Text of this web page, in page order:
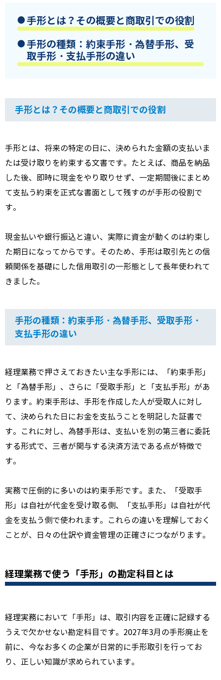
手形とは？その概要と商取引での役割
手形の種類：約束手形・為替手形、受
取手形・支払手形の違い
手形とは？その概要と商取引での役割
手形とは、将来の特定の日に、決められた金額の支払いま
たは受け取りを約束する文書です。たとえば、商品を納品
した後、即時に現金をやり取りせず、一定期間後にまとめ
て支払う約束を正式な書面として残すのが手形の役割で
す。
現金払いや銀行振込と違い、実際に資金が動くのは約束し
た期日になってからです。そのため、手形は取引先との信
頼関係を基礎にした信用取引の一形態として長年使われて
きました。
手形の種類：約束手形・為替手形、受取手形・
支払手形の違い
経理業務で押さえておきたい主な手形には、「約束手形」
と「為替手形」、さらに「受取手形」と「支払手形」があ
ります。約束手形は、手形を作成した人が受取人に対し
て、決められた日にお金を支払うことを明記した証書で
す。これに対し、為替手形は、支払いを別の第三者に委託
する形式で、三者が関与する決済方法である点が特徴で
す。
実務で圧倒的に多いのは約束手形です。また、「受取手
形」は自社が代金を受け取る側、「支払手形」は自社が代
金を支払う側で使われます。これらの違いを理解しておく
ことが、日々の仕訳や資金管理の正確さにつながります。
経理業務で使う「手形」の勘定科目とは
経理実務において「手形」は、取引内容を正確に記録する
うえで欠かせない勘定科目です。2027年3月の手形廃止を
前に、今なお多くの企業が日常的に手形取引を行ってお
り、正しい知識が求められています。